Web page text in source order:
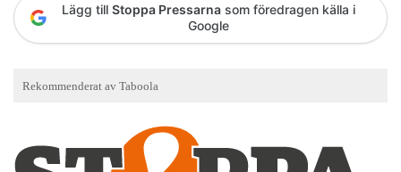
Lägg till Stoppa Pressarna som föredragen källa i
Google